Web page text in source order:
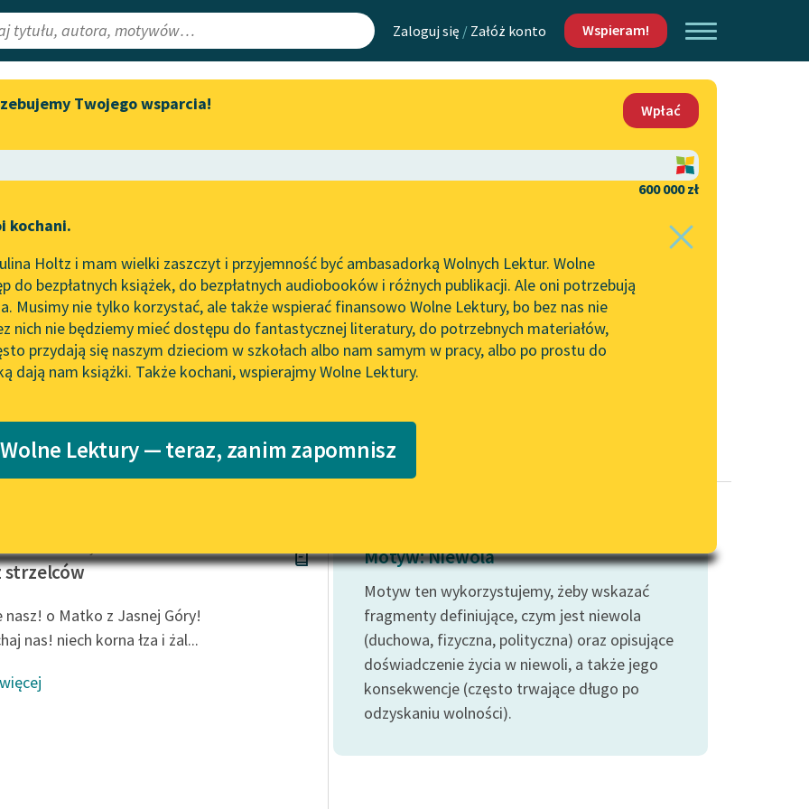
Zaloguj się / Załóż konto Wspieram!
Lektury
redakcyjne
Aktualności
Zapraszamy na spotkanie
literatury skandynawskiej
Wolne Lektury na 32.
Pol’and’Rock Festivalu
„Kochanek Lady Chatterley”
do słuchania na Wolnych
Lekturach
Nowy audiobook – „Marzenie
niepełnosprawnościami
literatury do słuchania dla
uczennic i uczniów z
niepełnosprawnościami
Mapa Wolnych Lektur
Leśmianator
API
OAI-PMH
Widget Wolnych Lektur
Katalog
Katalog w formacie PDF
Kontakt
O projekcie
Zasady wykorzystania
Wolnych Lektur
Logotypy
Materiały promocyjne
wrażliwych
Deklaracja dostępności
Twojego wsparcia!
Wpłać
600 000 zł
kochani.
Holtz i mam wielki zaszczyt i przyjemność być ambasadorką Wolnych Lektur. Wolne
do bezpłatnych książek, do bezpłatnych audiobooków i różnych publikacji. Ale oni potrzebują
Musimy nie tylko korzystać, ale także wspierać finansowo Wolne Lektury, bo bez nas nie
nich nie będziemy mieć dostępu do fantastycznej literatury, do potrzebnych materiałów,
przydają się naszym dzieciom w szkołach albo nam samym w pracy, albo po prostu do
dają nam książki. Także kochani, wspierajmy Wolne Lektury.
Lektury — teraz, zanim zapomnisz
Władysław Ludwik Anczyc✖
strzelców
nasz! o Matko z Jasnej Góry!
nas! niech korna łza i żal...
Motyw: Niewola
Motyw ten wykorzystujemy, żeby wskazać
fragmenty definiujące, czym jest niewola
(duchowa, fizyczna, polityczna) oraz opisujące
doświadczenie życia w niewoli, a także jego
konsekwencje (często trwające długo po
odzyskaniu wolności).